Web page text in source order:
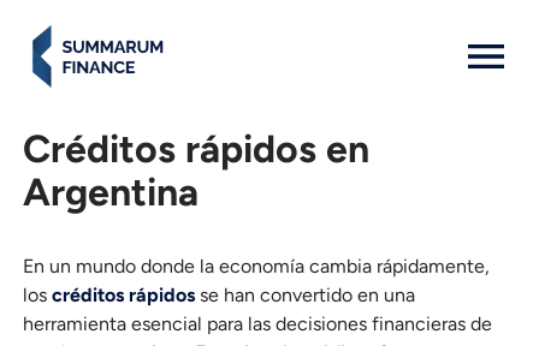
Créditos rápidos en
Argentina
En un mundo donde la economía cambia rápidamente,
loscréditos rápidos se han convertido en una
herramienta esencial para las decisiones financieras de